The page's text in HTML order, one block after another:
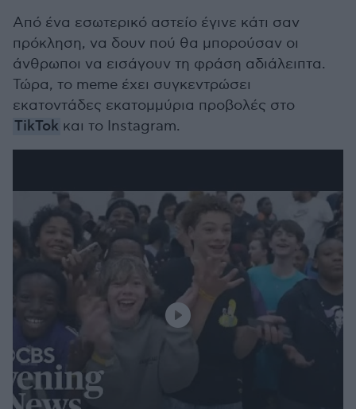
Από ένα εσωτερικό αστείο έγινε κάτι σαν
πρόκληση, να δουν πού θα μπορούσαν οι
άνθρωποι να εισάγουν τη φράση αδιάλειπτα.
Τώρα, το meme έχει συγκεντρώσει
εκατοντάδες εκατομμύρια προβολές στο
TikTok και το Instagram.